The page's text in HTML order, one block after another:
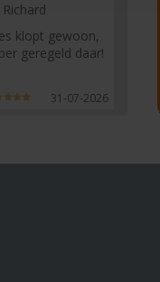
Richard
klopt gewoon,
geregeld daar!
31-07-2026